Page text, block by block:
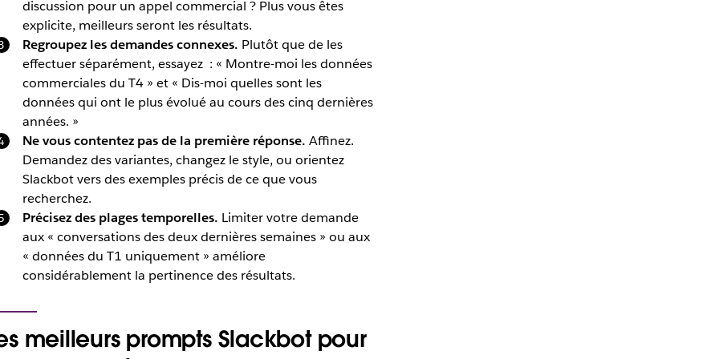
discussion pour un appel commercial ? Plus vous êtes
explicite, meilleurs seront les résultats.
Regroupez les demandes connexes. Plutôt que de les
effectuer séparément, essayez : « Montre-moi les données
commerciales du T4 » et « Dis-moi quelles sont les
données qui ont le plus évolué au cours des cinq dernières
années. »
Ne vous contentez pas de la première réponse. Affinez.
Demandez des variantes, changez le style, ou orientez
Slackbot vers des exemples précis de ce que vous
recherchez.
Précisez des plages temporelles. Limiter votre demande
aux « conversations des deux dernières semaines » ou aux
« données du T1 uniquement » améliore
considérablement la pertinence des résultats.
meilleurs prompts Slackbot pour